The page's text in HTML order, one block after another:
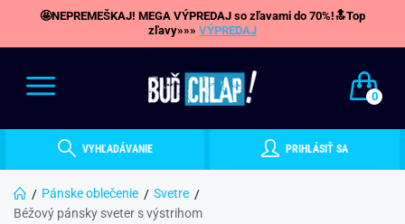
🤩NEPREMEŠKAJ! MEGA VÝPREDAJ so zľavami do 70%!🔝Top
zľavy»»» VÝPREDAJ
0
VYHĽADÁVANIE PRIHLÁSIŤ SA
Pánske oblečenie
Svetre
Béžový pánsky sveter s výstrihom